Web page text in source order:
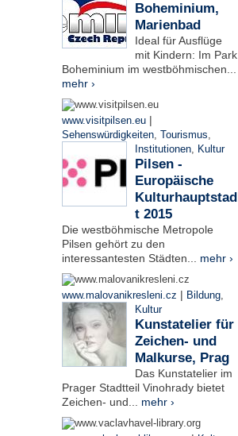
Boheminium,
Marienbad
Ideal für Ausflüge
mit Kindern: Im Park
Boheminium im westböhmischen...
mehr ›
www.visitpilsen.eu |
Sehenswürdigkeiten, Tourismus,
Institutionen, Kultur
Pilsen -
Europäische
Kulturhauptstad
t 2015
Die westböhmische Metropole
Pilsen gehört zu den
interessantesten Städten... mehr ›
www.malovanikresleni.cz | Bildung,
Kultur
Kunstatelier für
Zeichen- und
Malkurse, Prag
Das Kunstatelier im
Prager Stadtteil Vinohrady bietet
Zeichen- und... mehr ›